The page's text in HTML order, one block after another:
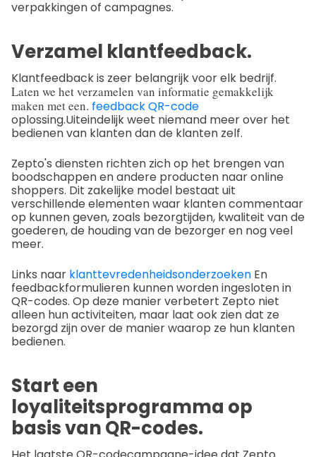
verpakkingen of campagnes.
Verzamel klantfeedback.
Klantfeedback is zeer belangrijk voor elk bedrijf.
Laten we het verzamelen van informatie gemakkelijk
maken met een. feedback QR-code
oplossing.Uiteindelijk weet niemand meer over het
bedienen van klanten dan de klanten zelf.
Zepto's diensten richten zich op het brengen van
boodschappen en andere producten naar online
shoppers. Dit zakelijke model bestaat uit
verschillende elementen waar klanten commentaar
op kunnen geven, zoals bezorgtijden, kwaliteit van de
goederen, de houding van de bezorger en nog veel
meer.
Links naar klanttevredenheidsonderzoeken En
feedbackformulieren kunnen worden ingesloten in
QR-codes. Op deze manier verbetert Zepto niet
alleen hun activiteiten, maar laat ook zien dat ze
bezorgd zijn over de manier waarop ze hun klanten
bedienen.
Start een
loyaliteitsprogramma op
basis van QR-codes.